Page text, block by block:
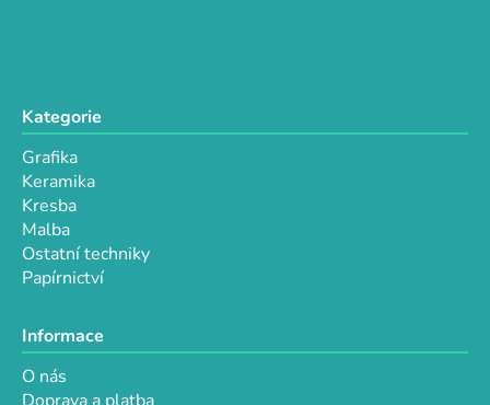
ý
Kategorie
Grafika
Keramika
Kresba
Malba
Ostatní techniky
Papírnictví
Informace
O nás